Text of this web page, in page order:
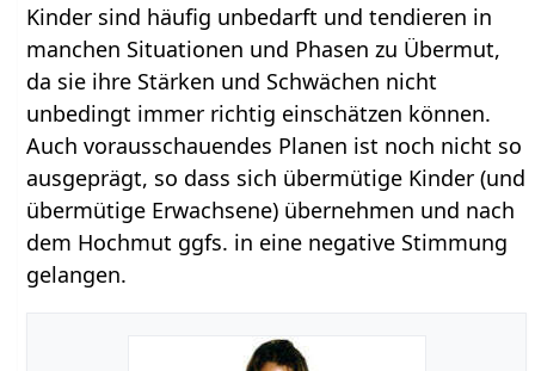
Kinder sind häufig unbedarft und tendieren in
manchen Situationen und Phasen zu Übermut,
da sie ihre Stärken und Schwächen nicht
unbedingt immer richtig einschätzen können.
Auch vorausschauendes Planen ist noch nicht so
ausgeprägt, so dass sich übermütige Kinder (und
übermütige Erwachsene) übernehmen und nach
dem Hochmut ggfs. in eine negative Stimmung
gelangen.